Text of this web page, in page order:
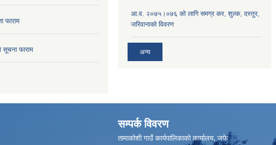
फाराम
सूचना फाराम
आ.व. २०७५।०७६ को लागि समग्र कर, शुल्क, दस्तुर,
जरिवानाको विवरण
अन्य
सम्पर्क विवरण
तामाकोशी गाउँ कार्यपालिकाको कार्यालय, जफे